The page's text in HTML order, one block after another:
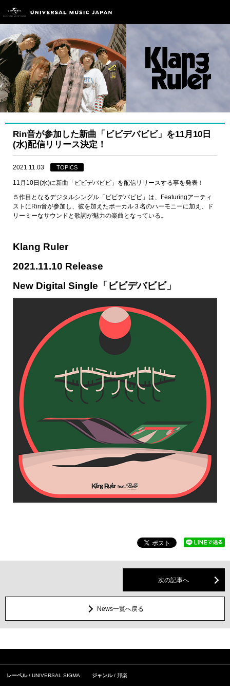
Rin音が参加した新曲「ビビデバビビ」を11月10日
(水)配信リリース決定！
2021.11.03 TOPICS
11月10日(水)に新曲「ビビデバビビ」を配信リリースする事を発表！
５作目となるデジタルシングル「ビビデバビビ」は、Featuringアーティ
ストにRin音が参加し、彼を加えたボーカル３名のハーモニーに加え、ド
リーミーなサウンドと歌詞が魅力の楽曲となっている。
Klang Ruler
2021.11.10 Release
New Digital Single「ビビデバビビ」
次の記事へ
News一覧へ戻る
レーベル UNIVERSAL SIGMA ジャンル 邦楽